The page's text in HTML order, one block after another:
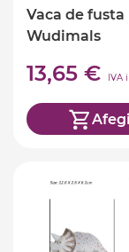
Vaca de fusta
Wudimals
13,65 € IVA